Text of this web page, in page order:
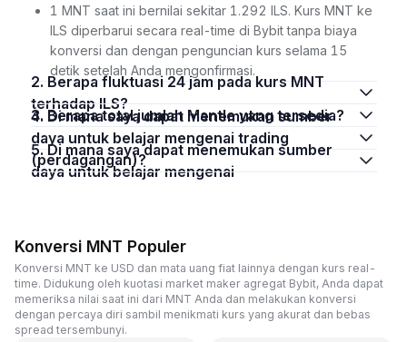
1 MNT saat ini bernilai sekitar 1.292 ILS. Kurs MNT ke
ILS diperbarui secara real-time di Bybit tanpa biaya
konversi dan dengan penguncian kurs selama 15
detik setelah Anda mengonfirmasi.
2. Berapa fluktuasi 24 jam pada kurs MNT
terhadap ILS?
3. Berapa total jumlah Mantle yang tersedia?
4. Di mana saya dapat menemukan sumber
daya untuk belajar mengenai trading
(perdagangan)?
5. Di mana saya dapat menemukan sumber
daya untuk belajar mengenai
Konversi MNT Populer
Konversi MNT ke USD dan mata uang fiat lainnya dengan kurs real-
time. Didukung oleh kuotasi market maker agregat Bybit, Anda dapat
memeriksa nilai saat ini dari MNT Anda dan melakukan konversi
dengan percaya diri sambil menikmati kurs yang akurat dan bebas
spread tersembunyi.